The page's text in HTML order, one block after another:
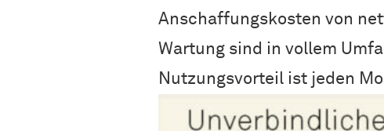
Anschaffungskosten von
Wartung sind in vollem
Nutzungsvorteil ist jeden